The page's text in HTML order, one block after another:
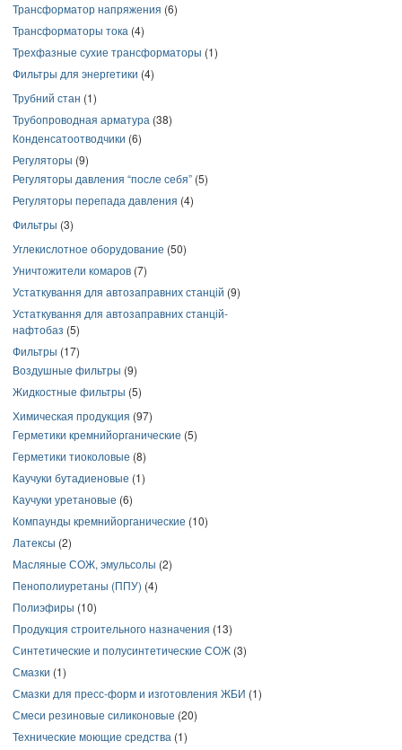
Трансформатор напряжения (6)
Трансформаторы тока (4)
Трехфазные сухие трансформаторы (1)
Фильтры для энергетики (4)
Трубний стан (1)
Трубопроводная арматура (38)
Конденсатоотводчики (6)
Регуляторы (9)
Регуляторы давления “после себя” (5)
Регуляторы перепада давления (4)
Фильтры (3)
Углекислотное оборудование (50)
Уничтожители комаров (7)
Устаткування для автозаправних станцій (9)
Устаткування для автозаправних станцій-
нафтобаз (5)
Фильтры (17)
Воздушные фильтры (9)
Жидкостные фильтры (5)
Химическая продукция (97)
Герметики кремнийорганические (5)
Герметики тиоколовые (8)
Каучуки бутадиеновые (1)
Каучуки уретановые (6)
Компаунды кремнийорганические (10)
Латексы (2)
Масляные СОЖ, эмульсолы (2)
Пенополиуретаны (ППУ) (4)
Полиэфиры (10)
Продукция строительного назначения (13)
Синтетические и полусинтетические СОЖ (3)
Смазки (1)
Смазки для пресс-форм и изготовления ЖБИ (1)
Смеси резиновые силиконовые (20)
Технические моющие средства (1)